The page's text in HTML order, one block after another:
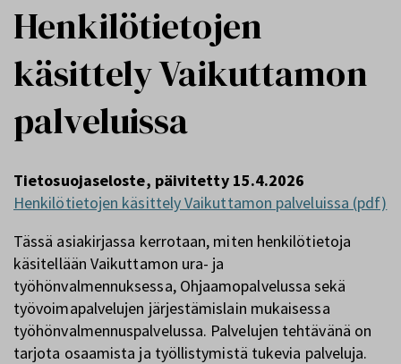
Henkilötietojen
käsittely Vaikuttamon
palveluissa
Tietosuojaseloste, päivitetty 15.4.2026
Henkilötietojen käsittely Vaikuttamon palveluissa (pdf)
Tässä asiakirjassa kerrotaan, miten henkilötietoja
käsitellään Vaikuttamon ura- ja
työhönvalmennuksessa, Ohjaamopalvelussa sekä
työvoimapalvelujen järjestämislain mukaisessa
työhönvalmennuspalvelussa. Palvelujen tehtävänä on
tarjota osaamista ja työllistymistä tukevia palveluja.